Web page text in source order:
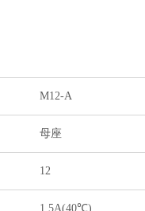
M12-A
母座
12
1.5A(40℃)